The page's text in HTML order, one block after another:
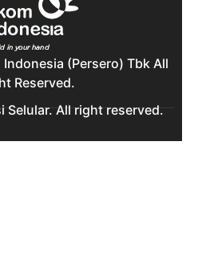
(Persero) Tbk All
Reserved.
Selular. All right reserved.